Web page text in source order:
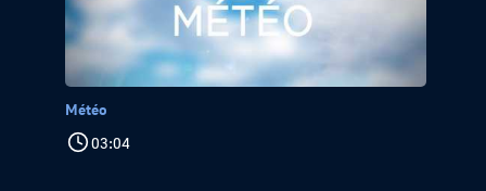
Météo
03:04